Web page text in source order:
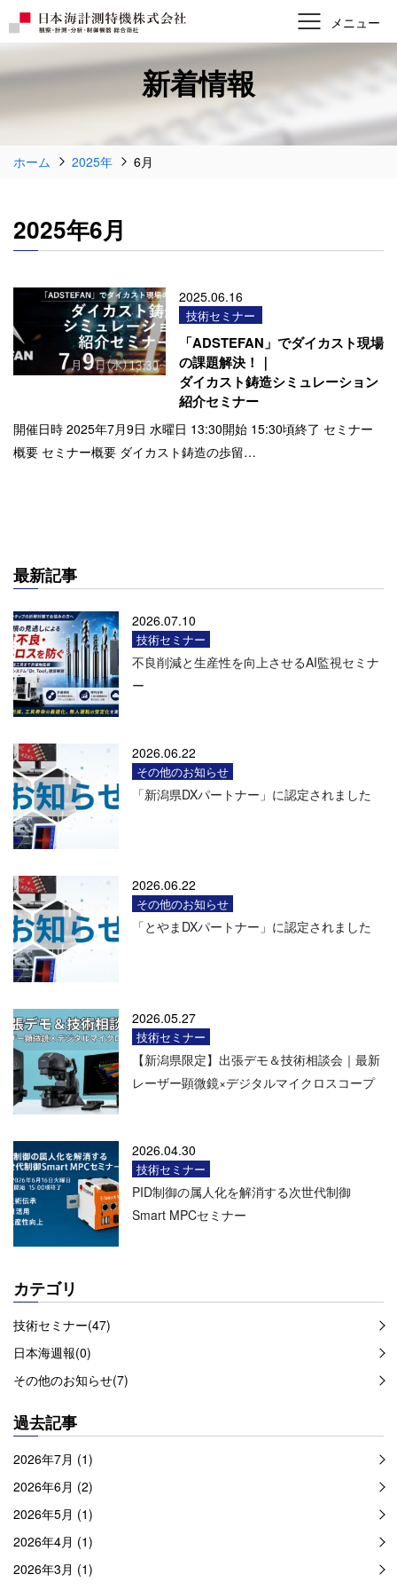
新着情報
ホーム 2025年 6月
2025年6月
2025.06.16
技術セミナー
「ADSTEFAN」でダイカスト現場
の課題解決！｜
ダイカスト鋳造シミュレーション
紹介セミナー
開催日時 2025年7月9日 水曜日 13:30開始 15:30頃終了 セミナー
概要 セミナー概要 ダイカスト鋳造の歩留…
最新記事
2026.07.10
技術セミナー
不良削減と生産性を向上させるAI監視セミナ
ー
2026.06.22
その他のお知らせ
「新潟県DXパートナー」に認定されました
2026.06.22
その他のお知らせ
「とやまDXパートナー」に認定されました
2026.05.27
技術セミナー
【新潟県限定】出張デモ＆技術相談会｜最新
レーザー顕微鏡×デジタルマイクロスコープ
2026.04.30
技術セミナー
PID制御の属人化を解消する次世代制御
Smart MPCセミナー
カテゴリ
技術セミナー(47)
日本海週報(0)
その他のお知らせ(7)
過去記事
2026年7月 (1)
2026年6月 (2)
2026年5月 (1)
2026年4月 (1)
2026年3月 (1)